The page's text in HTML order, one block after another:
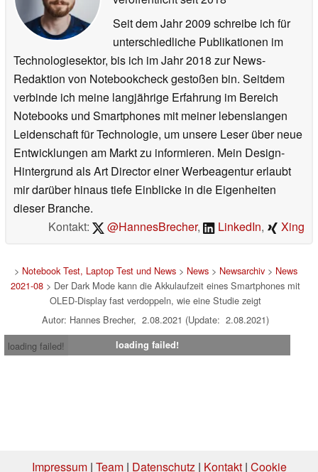
Seit dem Jahr 2009 schreibe ich für
unterschiedliche Publikationen im
Technologiesektor, bis ich im Jahr 2018 zur News-
Redaktion von Notebookcheck gestoßen bin. Seitdem
verbinde ich meine langjährige Erfahrung im Bereich
Notebooks und Smartphones mit meiner lebenslangen
Leidenschaft für Technologie, um unsere Leser über neue
Entwicklungen am Markt zu informieren. Mein Design-
Hintergrund als Art Director einer Werbeagentur erlaubt
mir darüber hinaus tiefe Einblicke in die Eigenheiten
dieser Branche.
Kontakt:
@HannesBrecher, LinkedIn, Xing
> Notebook Test, Laptop Test und News> News> Newsarchiv> News
2021-08 > Der Dark Mode kann die Akkulaufzeit eines Smartphones mit
OLED-Display fast verdoppeln, wie eine Studie zeigt
Autor: Hannes Brecher, 2.08.2021 (Update: 2.08.2021)
loading failed!
loading failed!
Impressum| Team| Datenschutz| Kontakt| Cookie